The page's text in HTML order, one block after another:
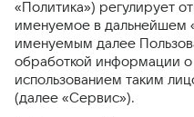
«Политика») регулирует
именуемое в дальнейшем
именуемым далее
обработкой информации о
использованием таким
(далее «Сервис»).